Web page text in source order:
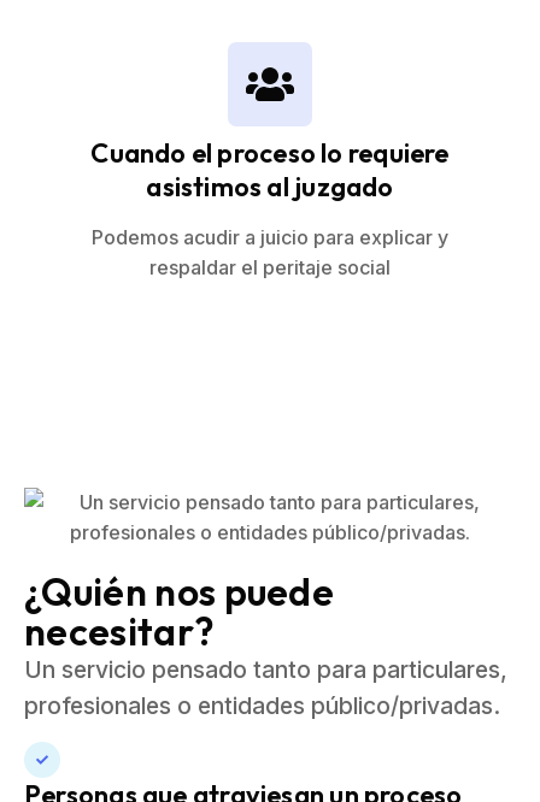
Cuando el proceso lo requiere
asistimos al juzgado
Podemos acudir a juicio para explicar y
respaldar el peritaje social
¿Quién nos puede
necesitar?
Un servicio pensado tanto para particulares,
profesionales o entidades público/privadas.
Personas que atraviesan un proceso